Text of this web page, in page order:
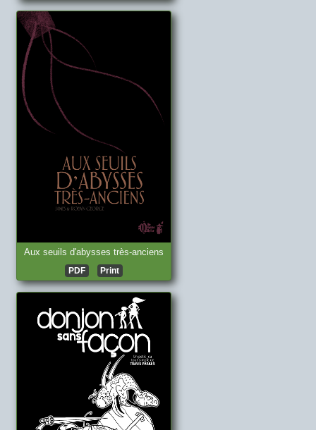
Aux seuils d'abysses très-anciens
PDF Print